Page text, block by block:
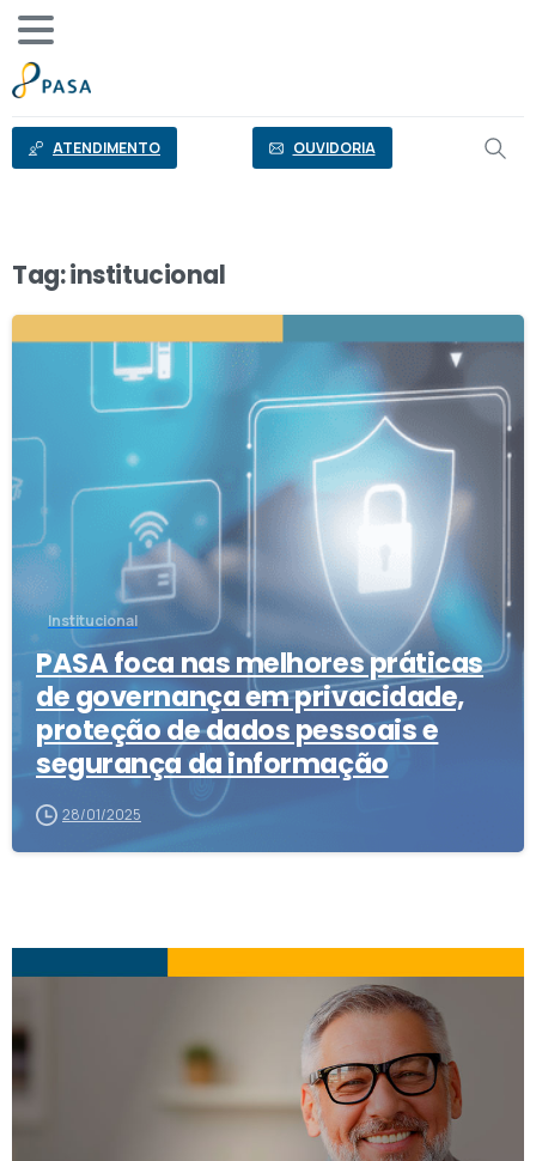
conteúdo
ATENDIMENTO OUVIDORIA
Tag:institucional
Institucional
PASA foca nas melhores práticas
de governança em privacidade,
proteção de dados pessoais e
segurança da informação
28/01/2025